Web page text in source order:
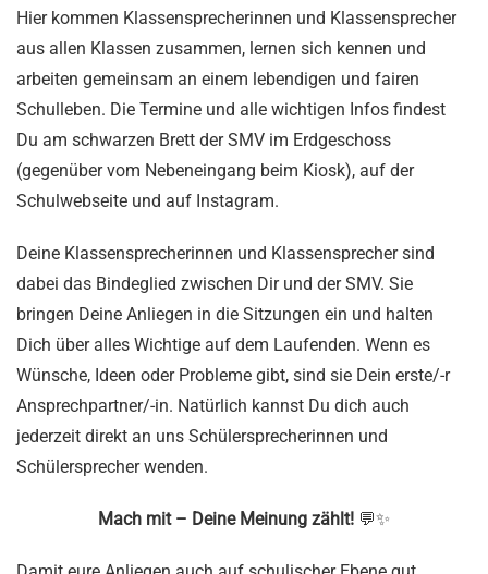
Hier kommen Klassensprecherinnen und Klassensprecher
aus allen Klassen zusammen, lernen sich kennen und
arbeiten gemeinsam an einem lebendigen und fairen
Schulleben. Die Termine und alle wichtigen Infos findest
Du am schwarzen Brett der SMV im Erdgeschoss
(gegenüber vom Nebeneingang beim Kiosk), auf der
Schulwebseite und auf Instagram.
Deine Klassensprecherinnen und Klassensprecher sind
dabei das Bindeglied zwischen Dir und der SMV. Sie
bringen Deine Anliegen in die Sitzungen ein und halten
Dich über alles Wichtige auf dem Laufenden. Wenn es
Wünsche, Ideen oder Probleme gibt, sind sie Dein erste/-r
Ansprechpartner/-in. Natürlich kannst Du dich auch
jederzeit direkt an uns Schülersprecherinnen und
Schülersprecher wenden.
Mach mit – Deine Meinung zählt! 💬✨